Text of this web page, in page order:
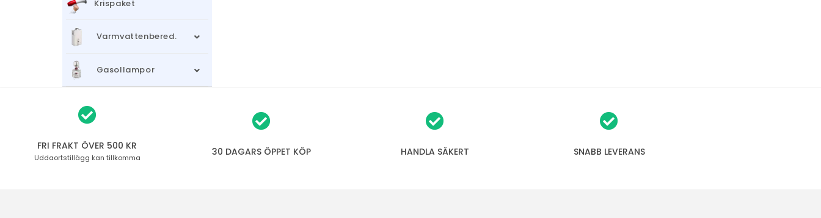
Krispaket
Varmvattenbered.
Gasollampor
FRI FRAKT ÖVER 500 KR
Uddaortstillägg kan tillkomma 30 DAGARS ÖPPET KÖP HANDLA SÄKERT SNABB LEVERANS